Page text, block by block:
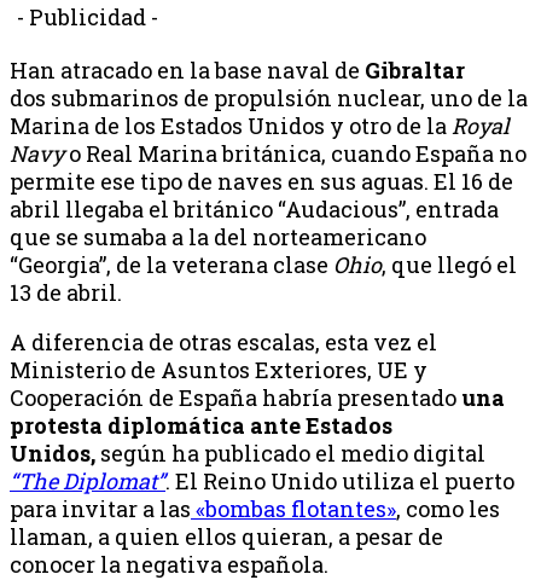
- Publicidad -
Han atracado en la base naval de Gibraltar
dos submarinos de propulsión nuclear, uno de la
Marina de los Estados Unidos y otro de la Royal
Navyo Real Marina británica, cuando España no
permite ese tipo de naves en sus aguas. El 16 de
abril llegaba el británico “Audacious”, entrada
que se sumaba a la del norteamericano
“Georgia”, de la veterana clase Ohio, que llegó el
13 de abril.
A diferencia de otras escalas, esta vez el
Ministerio de Asuntos Exteriores, UE y
Cooperación de España habría presentado una
protesta diplomática ante Estados
Unidos, según ha publicado el medio digital
“The Diplomat”. El Reino Unido utiliza el puerto
para invitar a las «bombas flotantes», como les
llaman, a quien ellos quieran, a pesar de
conocer la negativa española.